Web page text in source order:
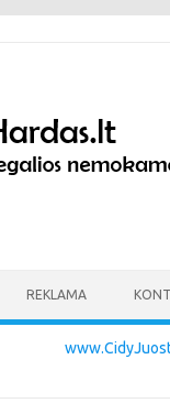
REKLAMA